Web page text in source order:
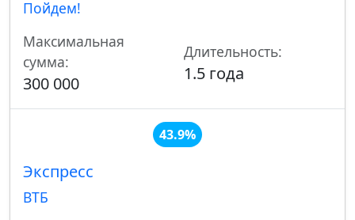
Пойдем!
Максимальная
сумма:
300 000
Длительность:
1.5 года
43.9%
Экспресс
ВТБ